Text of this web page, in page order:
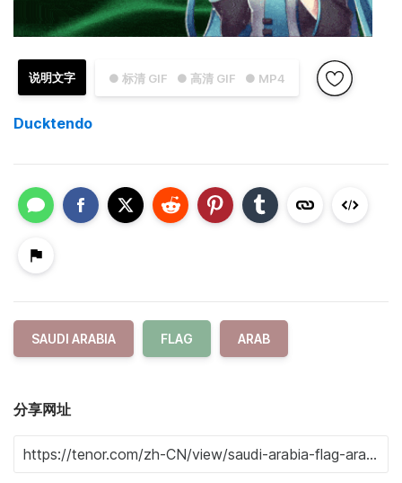
● 标清 GIF ● 高清 GIF ● MP4
说明文字
Ducktendo
SAUDI ARABIA FLAG ARAB
分享网址